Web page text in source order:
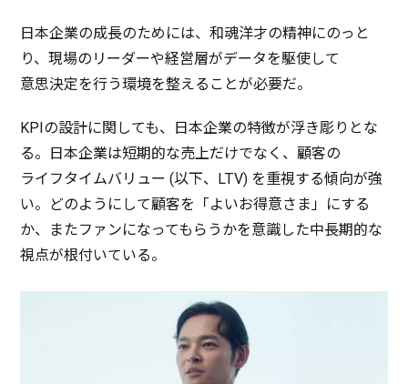
日本企業の成長のためには、和魂洋才の精神にのっと
り、現場の リーダーや経営層がデータを駆使して
意思決定を行う環境を整えることが必要だ。
KPIの設計に関しても、 日本企業の特徴が浮き彫りとな
る。
日本企業は短期的な売上だけでなく、顧客の
ライフタイムバリュー (以下、LTV) を重視する傾向が強
い。どのようにして顧客を「よいお得意さま」にする
か、またファンになってもらうかを意識した中長期的な
視点が根付いている。